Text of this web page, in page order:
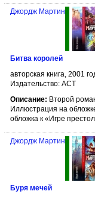
Джордж Мартин
Битва королей
авторская книга, 2001
Издательство: АСТ
Описание: Второй
Иллюстрация на
обложка к «Игре
Джордж Мартин
Буря мечей